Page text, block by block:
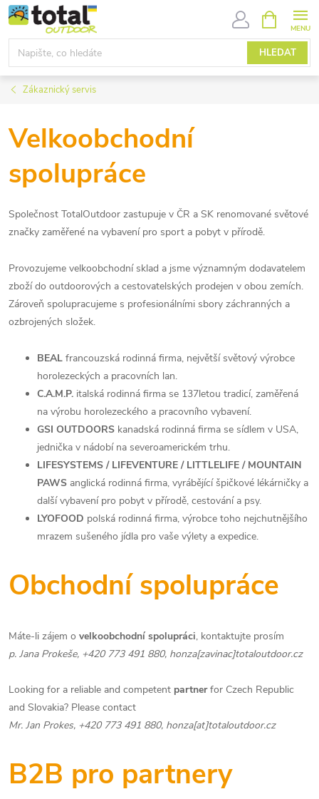
Přejít
na
obsah
HLEDAT
NÁKUPNÍ
KOŠÍK
Zákaznický servis
Velkoobchodní
spolupráce
Společnost TotalOutdoor zastupuje v ČR a SK renomované světové
značky zaměřené na vybavení pro sport a pobyt v přírodě.
Provozujeme velkoobchodní sklad a jsme významným dodavatelem
zboží do outdoorových a cestovatelských prodejen v obou zemích.
Zároveň spolupracujeme s profesionálními sbory záchranných a
ozbrojených složek.
BEAL francouzská rodinná firma, největší světový výrobce
horolezeckých a pracovních lan.
C.A.M.P. italská rodinná firma se 137letou tradicí, zaměřená
na výrobu horolezeckého a pracovního vybavení.
GSI OUTDOORS kanadská rodinná firma se sídlem v USA,
jednička v nádobí na severoamerickém trhu.
LIFESYSTEMS / LIFEVENTURE / LITTLELIFE / MOUNTAIN
PAWS anglická rodinná firma, vyrábějící špičkové lékárničky a
další vybavení pro pobyt v přírodě, cestování a psy.
LYOFOOD polská rodinná firma, výrobce toho nejchutnějšího
mrazem sušeného jídla pro vaše výlety a expedice.
Obchodní spolupráce
Máte-li zájem o velkoobchodní spolupráci, kontaktujte prosím
p. Jana Prokeše, +420 773 491 880, honza[zavinac]totaloutdoor.cz
Looking for a reliable and competent partnerfor Czech Republic
and Slovakia? Please contact
Mr. Jan Prokes, +420 773 491 880, honza[at]totaloutdoor.cz
B2B pro partnery